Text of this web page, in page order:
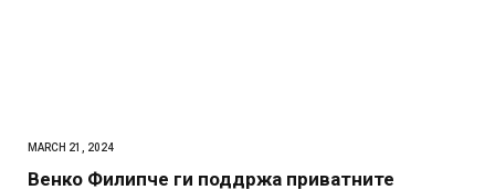
MARCH 21, 2024
Венко Филипче ги поддржа приватните